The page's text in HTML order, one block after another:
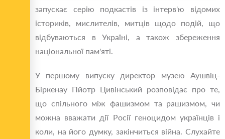
запускає серію подкастів із інтерв'ю відомих
істориків, мислителів, митців щодо подій, що
відбуваються в Україні, а також збереження
національної пам'яті.
У першому випуску директор музею Аушвіц-
Біркенау Пйотр Цивінський розповідає про те,
що спільного між фашизмом та рашизмом, чи
можна вважати дії Росії геноцидом українців і
коли, на його думку, закінчиться війна. Слухайте